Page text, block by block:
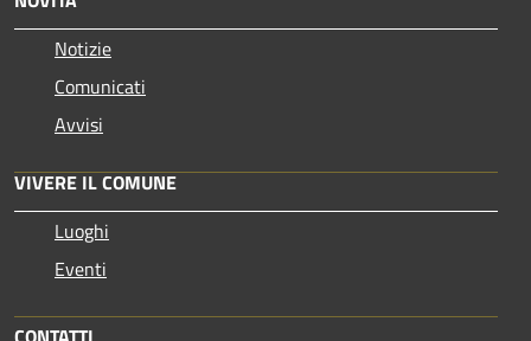
Notizie
Comunicati
Avvisi
VIVERE IL COMUNE
Luoghi
Eventi